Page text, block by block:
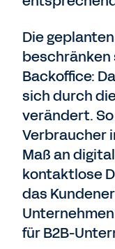
Die
beschränken
Backoffice:
sich durch
verändert.
Verbraucher
Maß an
kontaktlose
das
für B2B-